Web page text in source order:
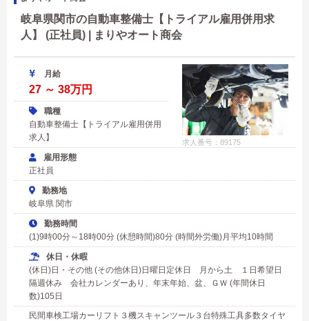
岐阜県関市の自動車整備士【トライアル雇用併用求
人】 (正社員) | まりやオート商会
求人番号：89175
月給
27 ～ 38万円
職種
自動車整備士【トライアル雇用併用
求人】
雇用形態
正社員
勤務地
岐阜県 関市
勤務時間
(1)9時00分～18時00分 (休憩時間)80分 (時間外労働)月平均10時間
休日・休暇
(休日)日・その他 (その他休日)日曜日定休日 月から土 １日希望日
隔週休み 会社カレンダーあり、年末年始、盆、ＧＷ (年間休日
数)105日
民間車検工場カーリフト３機スキャンツール３台特殊工具多数タイヤ